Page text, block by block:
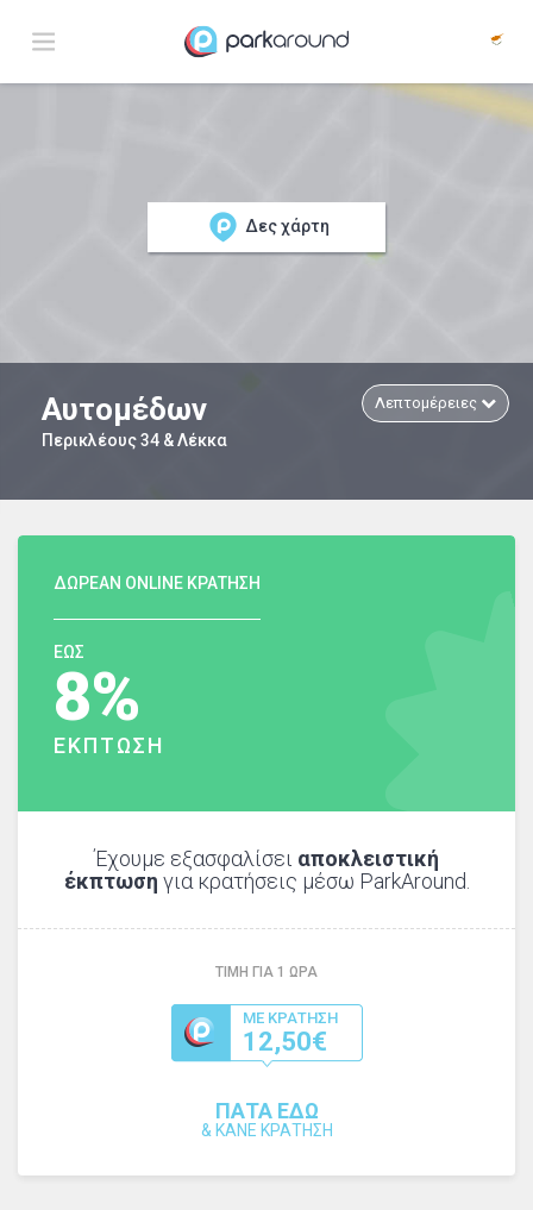
Δες χάρτη
Αυτομέδων
Περικλέους 34 & Λέκκα
Λεπτομέρειες
ΔΩΡΕΑΝ ONLINE ΚΡΑΤΗΣΗ
ΕΩΣ
8%
ΕΚΠΤΩΣΗ
Έχουμε εξασφαλίσει αποκλειστική
έκπτωση για κρατήσεις μέσω ParkAround.
ΤΙΜΗ ΓΙΑ 1 ΩΡΑ
ΜΕ ΚΡΑΤΗΣΗ
12,50€
ΠΑΤΑ ΕΔΩ
& ΚΑΝΕ ΚΡΑΤΗΣΗ